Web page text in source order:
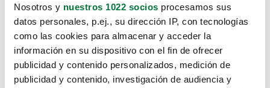
Nosotros y nuestros 1022 socios procesamos sus
datos personales, p.ej., su dirección IP, con tecnologías
como las cookies para almacenar y acceder la
información en su dispositivo con el fin de ofrecer
publicidad y contenido personalizados, medición de
publicidad y contenido, investigación de audiencia y
Lo sentimos, no sabemos como
te hemos traido hasta aquí.